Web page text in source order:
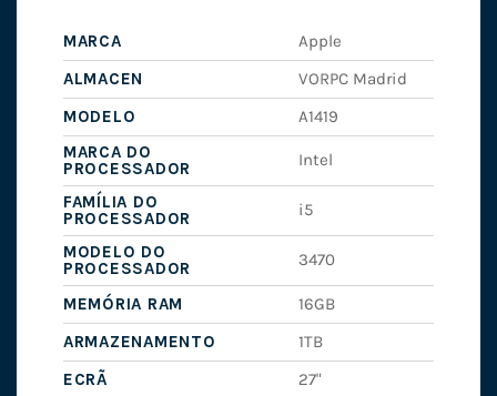
MARCA
Apple
ALMACEN
VORPC Madrid
MODELO
A1419
MARCA DO
PROCESSADOR
Intel
FAMÍLIA DO
PROCESSADOR
i5
MODELO DO
PROCESSADOR
3470
MEMÓRIA RAM
16GB
ARMAZENAMENTO
1TB
ECRÃ
27"